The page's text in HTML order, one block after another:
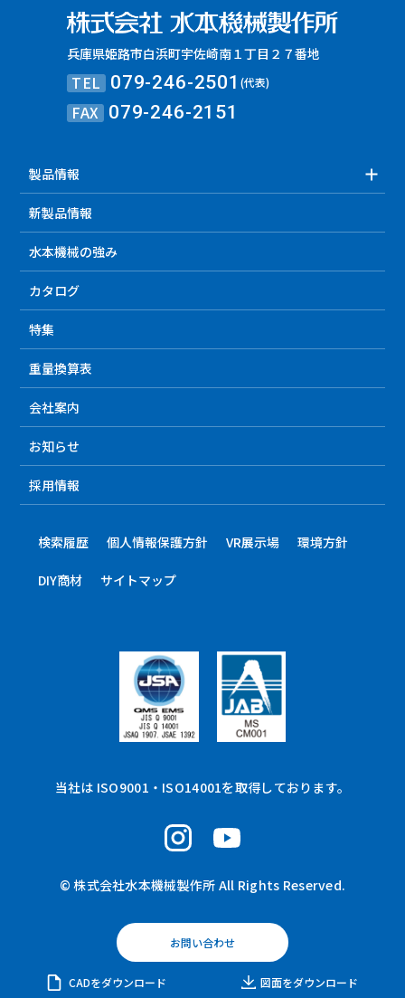
お問い合わせ
CADをダウンロード 図面をダウンロード
兵庫県姫路市白浜町宇佐崎南１丁目２７番地
TEL 079-246-2501(代表)
FAX 079-246-2151
製品情報
新製品情報
水本機械の強み
カタログ
特集
重量換算表
会社案内
お知らせ
採用情報
検索履歴 個人情報保護方針 VR展示場 環境方針
DIY商材 サイトマップ
当社は ISO9001・ISO14001を取得しております。
© 株式会社水本機械製作所 All Rights Reserved.